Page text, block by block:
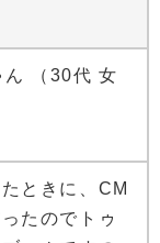
（30代 女
ときに、CM
たのでトゥ